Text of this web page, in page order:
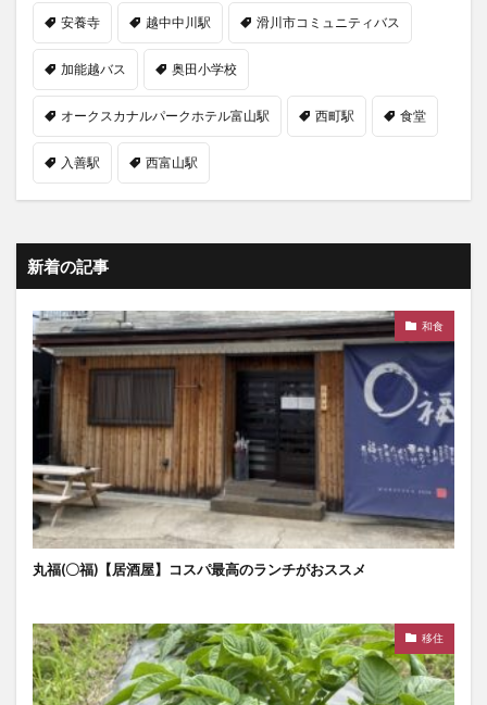
安養寺 越中中川駅 滑川市コミュニティバス
加能越バス 奥田小学校
オークスカナルパークホテル富山駅 西町駅 食堂
入善駅 西富山駅
新着の記事
和食
丸福(〇福)【居酒屋】コスパ最高のランチがおススメ
移住